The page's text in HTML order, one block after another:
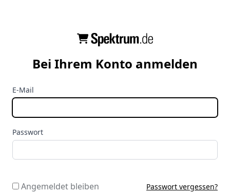
Bei Ihrem Konto anmelden
E-Mail
Passwort
Angemeldet bleiben Passwort vergessen?